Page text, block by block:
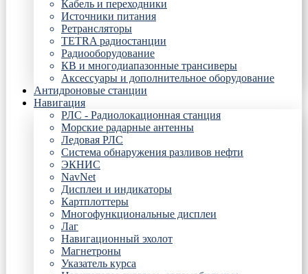
Кабель и переходники
Источники питания
Ретрансляторы
TETRA радиостанции
Радиооборудование
КВ и многодиапазонные трансиверы
Аксессуары и дополнительное оборудование
Антидроновые станции
Навигация
РЛС - Радиолокационная станция
Морские радарные антенны
Ледовая РЛС
Система обнаружения разливов нефти
ЭКНИС
NavNet
Дисплеи и индикаторы
Картплоттеры
Многофункциональные дисплеи
Лаг
Навигационный эхолот
Магнетроны
Указатель курса